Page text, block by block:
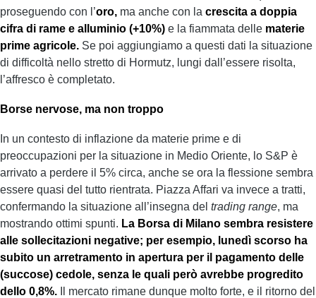
proseguendo con l’oro, ma anche con la crescita a doppia
cifra di rame e alluminio (+10%) e la fiammata delle materie
prime agricole. Se poi aggiungiamo a questi dati la situazione
di difficoltà nello stretto di Hormutz, lungi dall’essere risolta,
l’affresco è completato.
Borse nervose, ma non troppo
In un contesto di inflazione da materie prime e di
preoccupazioni per la situazione in Medio Oriente, lo S&P è
arrivato a perdere il 5% circa, anche se ora la flessione sembra
essere quasi del tutto rientrata. Piazza Affari va invece a tratti,
confermando la situazione all’insegna del trading range, ma
mostrando ottimi spunti. La Borsa di Milano sembra resistere
alle sollecitazioni negative; per esempio, lunedì scorso ha
subito un arretramento in apertura per il pagamento delle
(succose) cedole, senza le quali però avrebbe progredito
dello 0,8%.
Il mercato rimane dunque molto forte, e il ritorno del